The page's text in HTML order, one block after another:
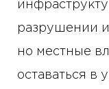
разрушении
но местные
оставаться в